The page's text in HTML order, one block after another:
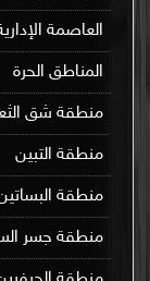
العاصمة
المناطق الحرة
منطقة شق
منطقة التبين
منطقة
منطقة جسر